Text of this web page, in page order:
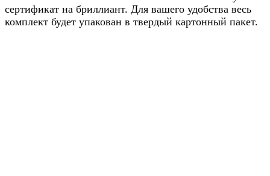
менеджеров в WhatsApp
сертификат на бриллиант. Для вашего удобства весь
комплект будет упакован в твердый картонный пакет.